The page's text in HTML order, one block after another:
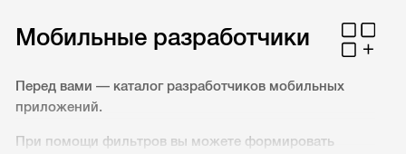
Мобильные разработчики
Перед вами — каталог разработчиков мобильных
приложений.
При помощи фильтров вы можете формировать